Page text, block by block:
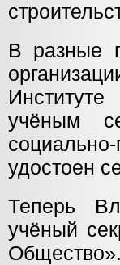
В разные
учёным
удостоен
Теперь
учёный
Общество».